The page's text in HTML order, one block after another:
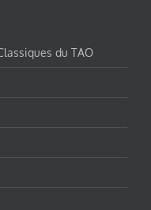
du TAO